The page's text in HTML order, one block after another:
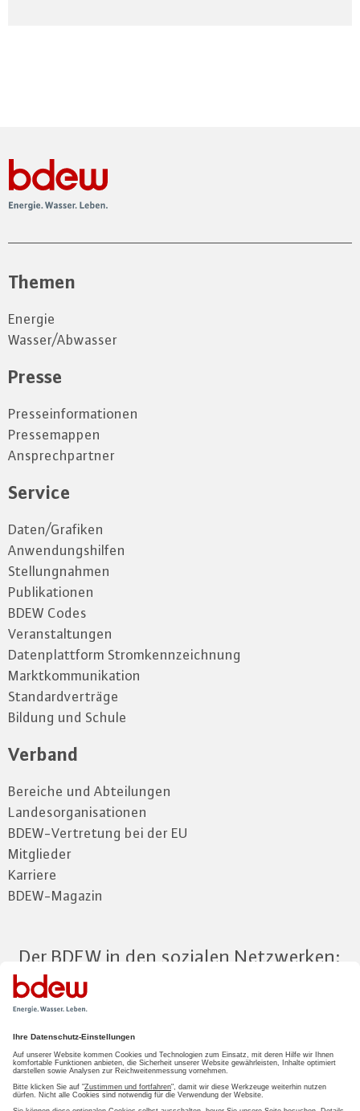
Themen
Energie
Wasser/Abwasser
Presse
Presseinformationen
Pressemappen
Ansprechpartner
Service
Daten/Grafiken
Anwendungshilfen
Stellungnahmen
Publikationen
BDEW Codes
Veranstaltungen
Datenplattform Stromkennzeichnung
Marktkommunikation
Standardverträge
Bildung und Schule
Verband
Bereiche und Abteilungen
Landesorganisationen
BDEW-Vertretung bei der EU
Mitglieder
Karriere
BDEW-Magazin
Der BDEW in den sozialen Netzwerken:
Zum Mitgliederbereich
LOGIN